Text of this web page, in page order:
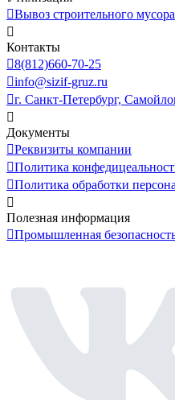
Вывоз строительного мусора
Контакты
8(812)660-70-25
info@sizif-gruz.ru
г. Санкт-Петербург,
Документы
Реквизиты компании
Политика
Политика обработки
Полезная информация
Промышленная